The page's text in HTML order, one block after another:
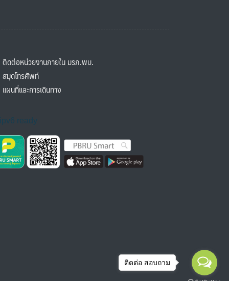
ต่อหน่วยงานภายใน มรภ.พบ.
ดโทรศัพท์
นที่และการเดินทาง
ติดต่อ สอบถาม